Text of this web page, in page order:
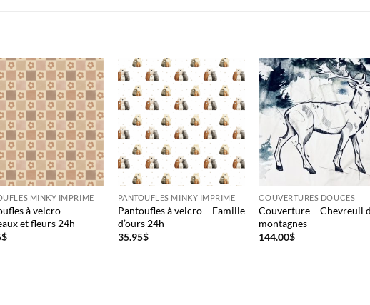
MINKY IMPRIMÉ
à velcro –
et fleurs 24h
$
PANTOUFLES MINKY IMPRIMÉ
Pantoufles à velcro – Famille
d’ours 24h
35.95$
COUVERTURES DOUCES
Couverture – Chevreuil
montagnes
144.00$